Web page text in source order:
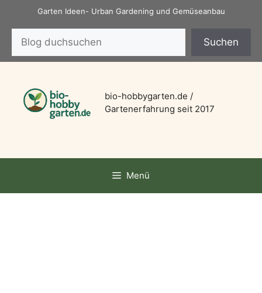
springen
Garten Ideen- Urban Gardening und Gemüseanbau
Suchen
bio-hobbygarten.de /
Gartenerfahrung seit 2017
Menü